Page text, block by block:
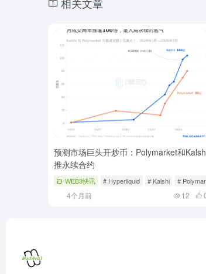
预测市场巨头开炒币：Polymarket和
推永续合约
WEB3快讯 # Hyperliquid # Kalshi #
4个月前 12